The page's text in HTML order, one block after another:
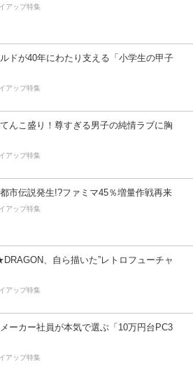
アップ特集
ドが40年にわたり支える「小学生の甲子
アップ特集
んこ盛り！尊すぎる男子の純情ラブに胸
アップ特集
市伝説発生!?ファミマ45％増量作戦再来
アップ特集
、自ら描いた”レトロフューチャ
アップ特集
ーカー社員が本気で選ぶ「10万円台PC3
アップ特集